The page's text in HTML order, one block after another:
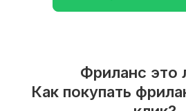
Фриланс это
Как покупать